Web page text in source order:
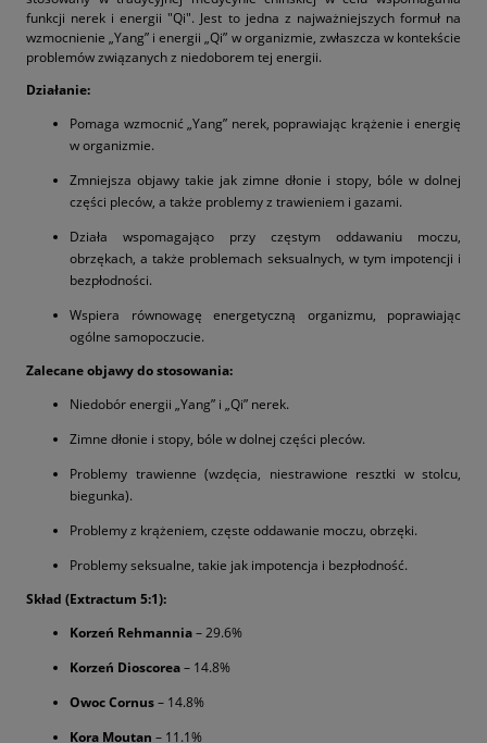
funkcji nerek i energii "Qi". Jest to jedna z najważniejszych formuł na
wzmocnienie „Yang” i energii „Qi” w organizmie, zwłaszcza w kontekście
problemów związanych z niedoborem tej energii.
Działanie:
Pomaga wzmocnić „Yang” nerek, poprawiając krążenie i energię
w organizmie.
Zmniejsza objawy takie jak zimne dłonie i stopy, bóle w dolnej
części pleców, a także problemy z trawieniem i gazami.
Działa wspomagająco przy częstym oddawaniu moczu,
obrzękach, a także problemach seksualnych, w tym impotencji i
bezpłodności.
Wspiera równowagę energetyczną organizmu, poprawiając
ogólne samopoczucie.
Zalecane objawy do stosowania:
Niedobór energii „Yang” i „Qi” nerek.
Zimne dłonie i stopy, bóle w dolnej części pleców.
Problemy trawienne (wzdęcia, niestrawione resztki w stolcu,
biegunka).
Problemy z krążeniem, częste oddawanie moczu, obrzęki.
Problemy seksualne, takie jak impotencja i bezpłodność.
Skład (Extractum 5:1):
Korzeń Rehmannia– 29.6%
Korzeń Dioscorea– 14.8%
Owoc Cornus– 14.8%
Kora Moutan – 11.1%